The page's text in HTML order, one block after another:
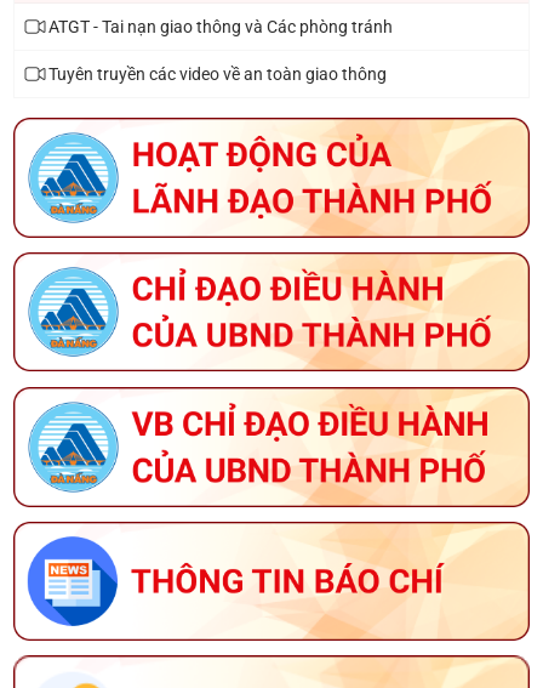
THƯƠNG MẠI TẠI LIÊN BANG NGA
THÔNG BÁO HỘI THI SẢN PHẨM THỦ CÔNG MỸ
NGHỆ VIỆT NAM NĂM 2026
KẾ HOẠCH TỔ CHỨC GIẢI BÁO CHÍ VỀ XÂY DỰNG
ĐẢNG (GIẢI BÚA LIỀM VÀNG) THÀNH PHỐ ĐÀ NẴNG
NĂM 2026
ĐỒNG LÀM VIỆC TẠI TRUNG TÂM CUNG ỨNG DỊCH
VỤ SỰ NGHIỆP CÔNG PHƯỜNG HÒA CƯỜNG
THÔNG BÁO VỀ VIỆC ĐĂNG KÝ THAM GIA CHƯƠNG
TRÌNH OCOP NĂM 2026
ATGT - Tai nạn giao thông và Các phòng tránh
Tuyên truyền các video về an toàn giao thông